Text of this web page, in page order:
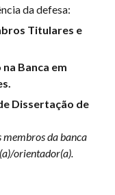
da defesa:
Titulares e
Banca em
Dissertação de
membros da banca
orientador(a).